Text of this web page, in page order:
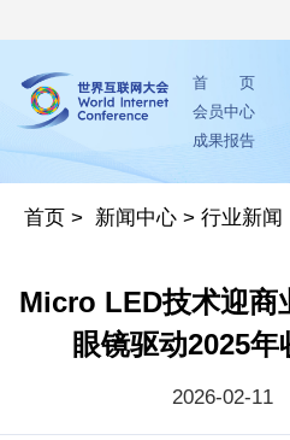
首 页
会员中心
成果报告
首页 > 新闻中心 >行业新闻
Micro LED技术迎商
眼镜驱动2025
2026-02-11